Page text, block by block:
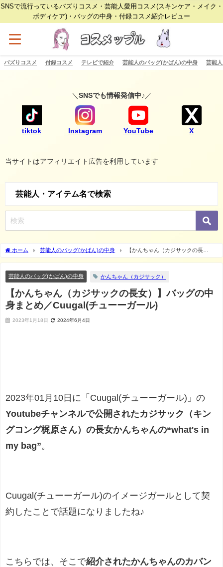
SNSで流行っているバズりコスメ・芸能人愛用コスメ(スキンケア・メイク・
ボディケア)・バッグの中身・付録コスメ紹介レビュー
バズりコスメ 付録コスメ テレビで紹介 芸能人のバッグ(かばん)の中身 芸能
＼ SNSでも情報発信中♪ ／
tiktok Instagram YouTube X
当サイトはアフィリエイト広告を利用しています
芸能人・アイテム名で検索
ホーム 芸能人のバッグ(かばん)の中身
【かんちゃん（カジサックの長
女）】バッグの中身まとめ／Cuugal(チューーガール)
芸能人のバッグ(かばん)の中身 かんちゃん（カジサック）
【かんちゃん（カジサックの長女）】バッグの中
身まとめ／Cuugal(チューーガール)
2023年1月18日 2024年6月4日
2023年01月10日に
「Cuugal(チューーガール)」の
Youtubeチャンネルで公開されたカジサック（キン
グコング梶原さん）の長女かんちゃんの“what's in
my bag”。
Cuugal(チューーガール)のイメージガールとして契
約したことで話題になりましたね♪
こちらでは、そこで紹介されたかんちゃんのカバン